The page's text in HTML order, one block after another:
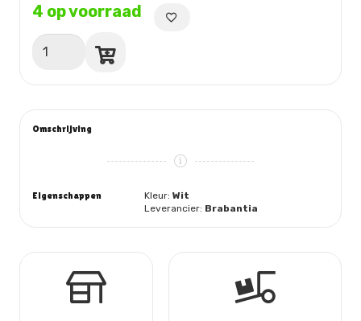
4 op voorraad
Knoflookpers
aantal
Omschrijving
Eigenschappen Kleur:Wit
Leverancier: Brabantia